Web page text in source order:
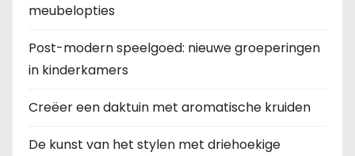
meubelopties
Post-modern speelgoed: nieuwe groeperingen
in kinderkamers
Creëer een daktuin met aromatische kruiden
De kunst van het stylen met driehoekige